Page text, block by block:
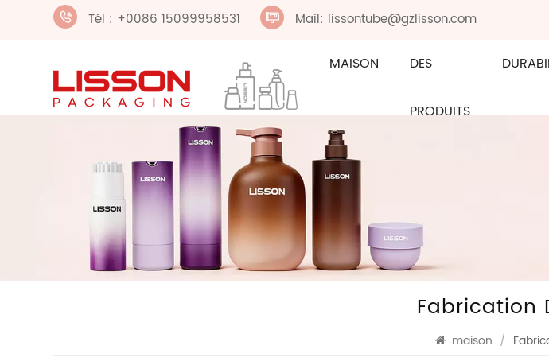
Tél : +0086 15099958531 Mail: lissontube@gzlisson.com
MAISON DES
PRODUITS
Fabrication
maison /